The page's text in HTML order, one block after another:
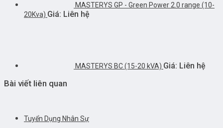
MASTERYS GP - Green Power 2.0 range (10-
20Kva) Giá: Liên hệ
MASTERYS BC (15-20 kVA) Giá: Liên hệ
Bài viết liên quan
Tuyển Dụng Nhân Sự